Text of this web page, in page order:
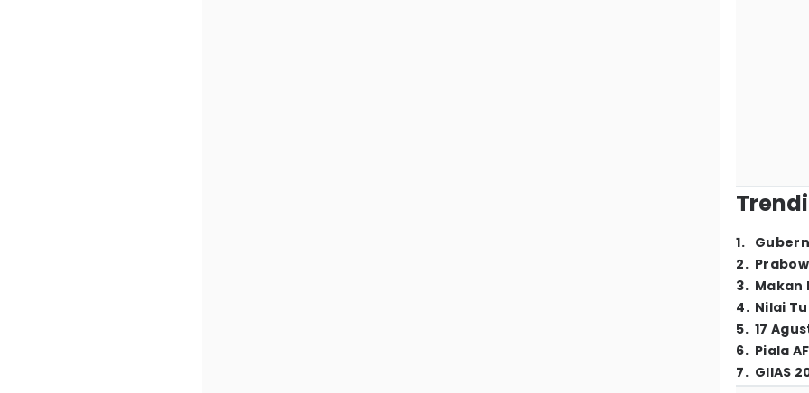
1.
2.
3. Makan
4. Nilai
5. 17
6. Piala
7. GIIAS